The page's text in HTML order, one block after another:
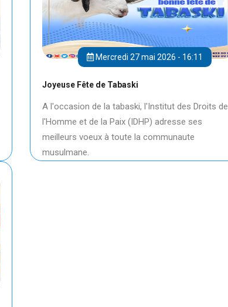
Mercredi 27 mai 2026 - 16:11
Joyeuse Fête de Tabaski
A l'occasion de la tabaski, l'Institut des Droits de
l'Homme et de la Paix (IDHP) adresse ses
meilleurs voeux à toute la communaute
musulmane.